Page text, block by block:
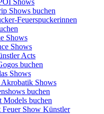
Shows
Shows buchen
Feuerspuckerinnen
Shows
Shows
Acts
buchen
Shows
Akrobatik Shows
buchen
Models buchen
Feuer Show Künstler